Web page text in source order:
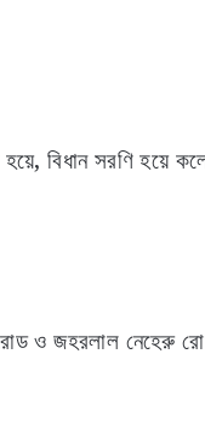
বিধান সরণি হয়ে
ও জহরলাল নেহেরু